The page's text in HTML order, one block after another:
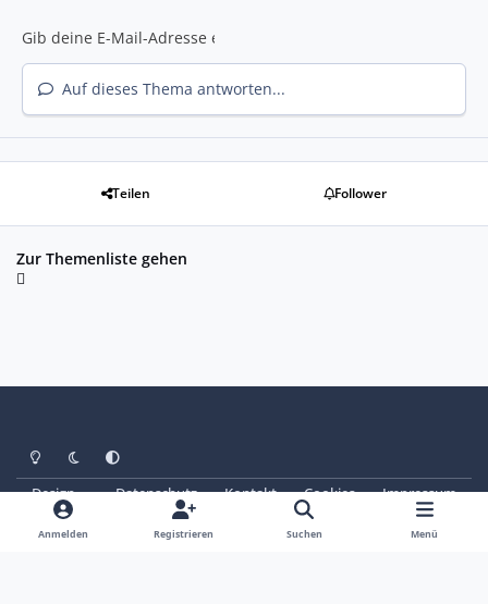
Auf dieses Thema antworten...
Teilen Follower
Zur Themenliste gehen
Heller ModusDunkler Modus
Systemeinstellung
Design Datenschutz Kontakt Cookies
Impressum
© Copyright 2025 - SAABoteure e. V.
Powered by Invision Community
Anmelden Registrieren Suchen Menü